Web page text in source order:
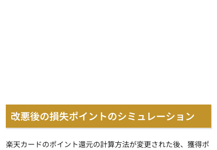
改悪後の損失ポイントのシミュレーション
楽天カードのポイント還元の計算方法が変更された後、獲得ポ